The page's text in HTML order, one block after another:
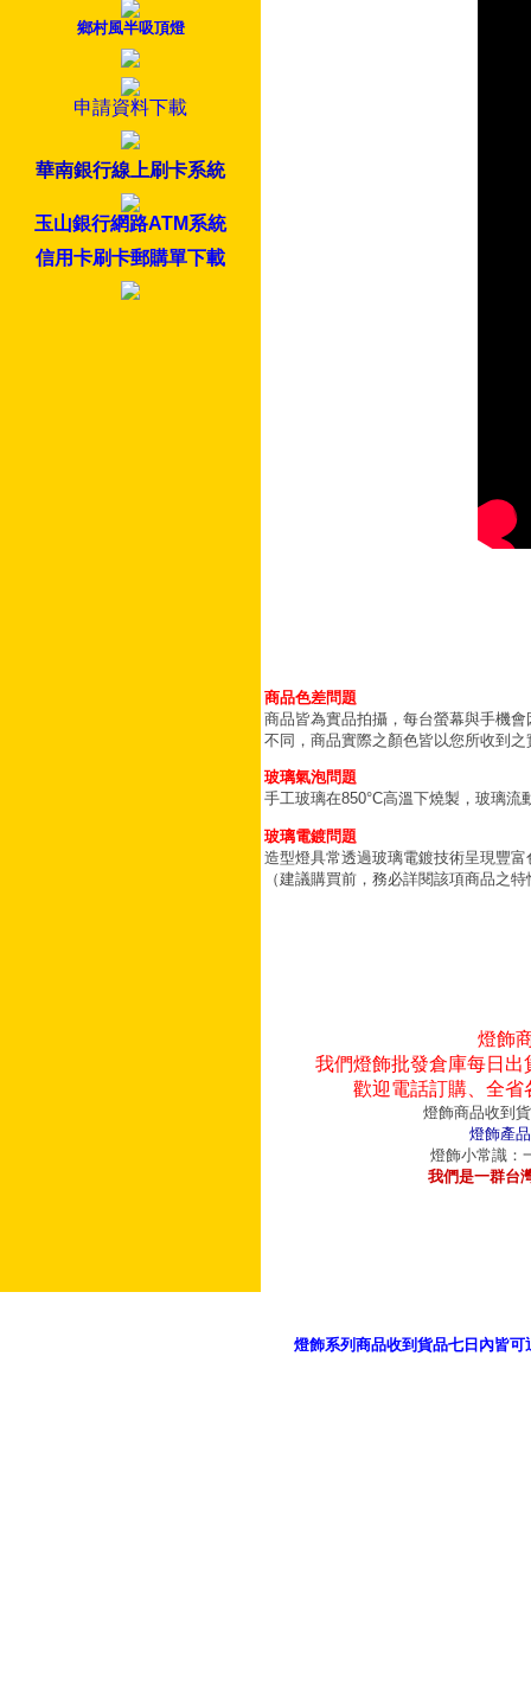
鄉村風半吸頂燈
申請資料下載
華南銀行線上刷卡系統
玉山銀行網路ATM系統
信用卡刷卡郵購單下載
商品色差問題
商品皆為實品拍攝，每台螢幕與手機
不同，商品實際之顏色皆以您所收到之
玻璃氣泡問題
手工玻璃在850°C高溫下燒製，玻璃
玻璃電鍍問題
造型燈具常透過玻璃電鍍技術呈現豐
（建議購買前，務必詳閱該項商品之
燈飾
我們燈飾批發倉庫每日
歡迎電話訂購、全
燈飾商品收到
燈飾產
燈飾小常識：
我們是一群台
燈飾系列商品收到貨品七日內皆